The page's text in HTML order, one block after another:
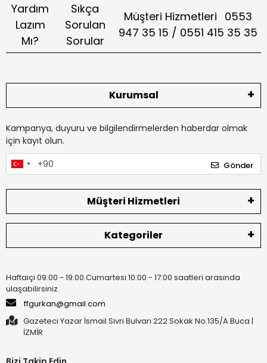
Yardım
Lazım
Mı?
Sıkça
Sorulan
Sorular
Müşteri Hizmetleri 0553
947 35 15 / 0551 415 35 35
Kurumsal
Kampanya, duyuru ve bilgilendirmelerden haberdar olmak
için kayıt olun.
Gönder
Müşteri Hizmetleri
Kategoriler
Haftaiçi 09:00 - 19:00 Cumartesi 10:00 - 17:00 saatleri arasında
ulaşabilirsiniz.
ffgurkan@gmail.com
Gazeteci Yazar İsmail Sivri Bulvarı 222 Sokak No:135/A Buca |
İZMİR